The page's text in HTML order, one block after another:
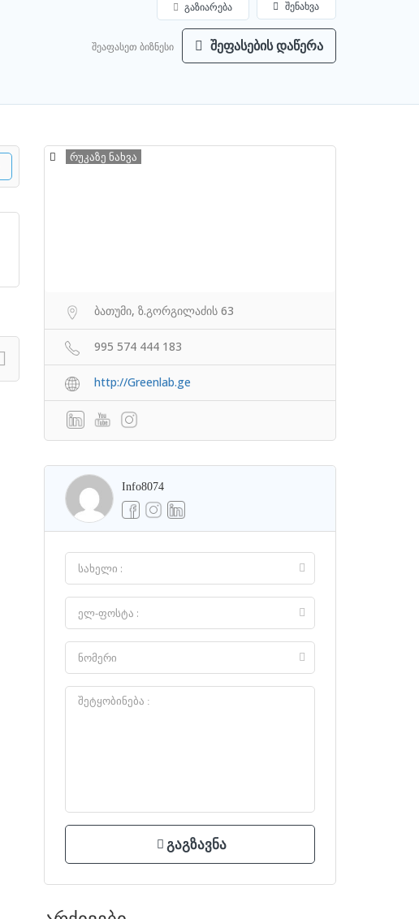
შენახვა
გაზიარება
შეაფასეთ ბიზნესი შეფასების დაწერა
რუკაზე ნახვა
ბათუმი, ზ.გორგილაძის 63
995 574 444 183
http://Greenlab.ge
Info8074